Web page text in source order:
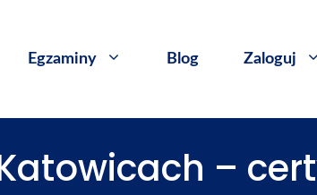
​Egzaminy Blog Zaloguj
–